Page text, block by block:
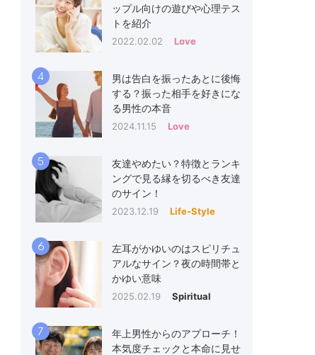
ップル向けの遊びや心理テス
トを紹介
2022.02.02 Love
4
男は告白を振ったあとに後悔
する？振った相手を好きにな
る男性の本音
2024.11.15 Love
5
友達やめたい？特徴とランキ
ングで見る縁を切るべき友達
のサイン！
2023.12.19 Life-Style
6
左耳がかゆいのはスピリチュ
アルなサイン？夜の時間帯と
かゆい意味
2025.02.19 Spiritual
7
年上男性からのアプローチ！
本気度チェックと本命に見せ